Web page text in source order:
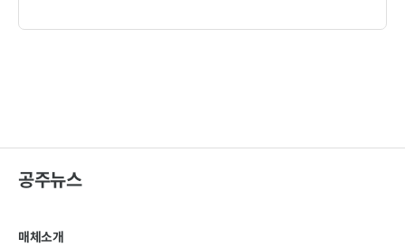
공주뉴스
매체소개